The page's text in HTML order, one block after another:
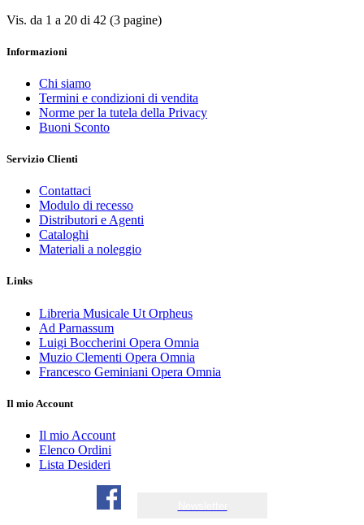
Vis. da 1 a 20 di 42 (3 pagine)
Informazioni
Chi siamo
Termini e condizioni di vendita
Norme per la tutela della Privacy
Buoni Sconto
Servizio Clienti
Contattaci
Modulo di recesso
Distributori e Agenti
Cataloghi
Materiali a noleggio
Links
Libreria Musicale Ut Orpheus
Ad Parnassum
Luigi Boccherini Opera Omnia
Muzio Clementi Opera Omnia
Francesco Geminiani Opera Omnia
Il mio Account
Il mio Account
Elenco Ordini
Lista Desideri